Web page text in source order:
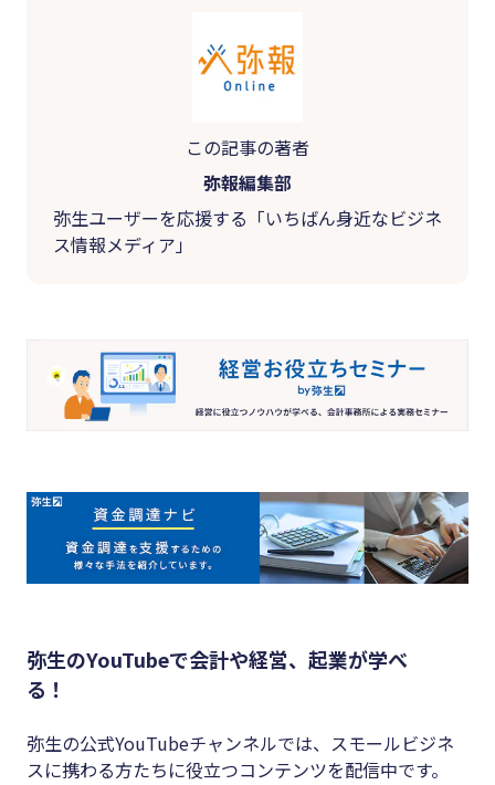
この記事の著者
弥報編集部
弥生ユーザーを応援する「いちばん身近なビジネ
ス情報メディア」
弥生のYouTubeで会計や経営、起業が学べ
る！
弥生の公式YouTubeチャンネルでは、スモールビジネ
スに携わる方たちに役立つコンテンツを配信中です。